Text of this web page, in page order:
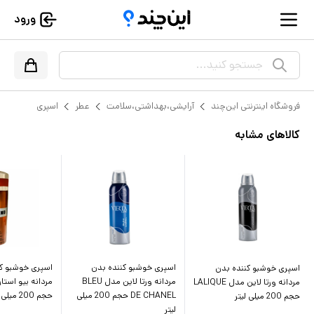
ورود
جستجو کنید...
فروشگاه اینترنتی این‌چند آرایشی،بهداشتی،سلامت عطر اسپری
کالاهای مشابه
اسپری خوشبو کننده بدن
مردانه ورتا لاین مدل LALIQUE
حجم 200 میلی لیتر
اسپری خوشبو کننده بدن
مردانه ورتا لاین مدل BLEU
DE CHANEL حجم 200 میلی
لیتر
اسپری خوشبو
مردانه بیو
حجم 200 میلی لیتر